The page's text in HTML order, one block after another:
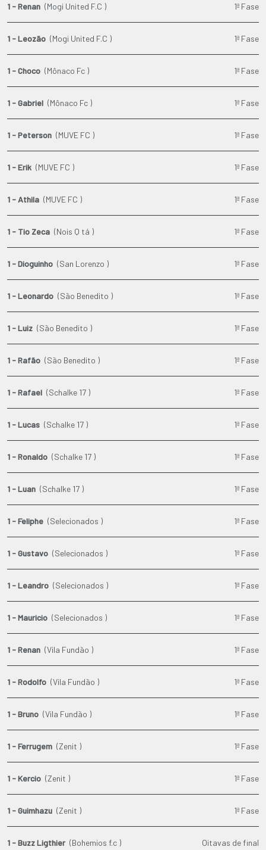
1 - Renan (Mogi United F.C ) 1ª Fase
1 - Leozão (Mogi United F.C ) 1ª Fase
1 - Choco (Mônaco Fc ) 1ª Fase
1 - Gabriel (Mônaco Fc ) 1ª Fase
1 - Peterson (MUVE FC ) 1ª Fase
1 - Erik (MUVE FC ) 1ª Fase
1 - Athila (MUVE FC ) 1ª Fase
1 - Tio Zeca (Nois Q tá ) 1ª Fase
1 - Dioguinho (San Lorenzo ) 1ª Fase
1 - Leonardo (São Benedito ) 1ª Fase
1 - Luiz (São Benedito ) 1ª Fase
1 - Rafão (São Benedito ) 1ª Fase
1 - Rafael (Schalke 17 ) 1ª Fase
1 - Lucas (Schalke 17 ) 1ª Fase
1 - Ronaldo (Schalke 17 ) 1ª Fase
1 - Luan (Schalke 17 ) 1ª Fase
1 - Feliphe (Selecionados ) 1ª Fase
1 - Gustavo (Selecionados ) 1ª Fase
1 - Leandro (Selecionados ) 1ª Fase
1 - Mauricio (Selecionados ) 1ª Fase
1 - Renan (Vila Fundão ) 1ª Fase
1 - Rodolfo (Vila Fundão ) 1ª Fase
1 - Bruno (Vila Fundão ) 1ª Fase
1 - Ferrugem (Zenit ) 1ª Fase
1 - Kercio (Zenit ) 1ª Fase
1 - Guimhazu (Zenit ) 1ª Fase
1 - Buzz Ligthier (Bohemios f.c ) Oitavas de final